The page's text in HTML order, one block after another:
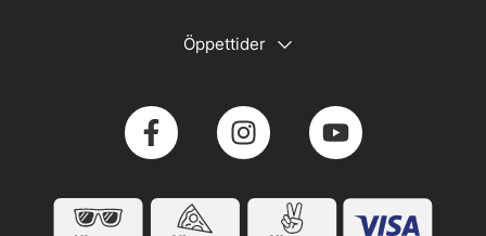
Öppettider